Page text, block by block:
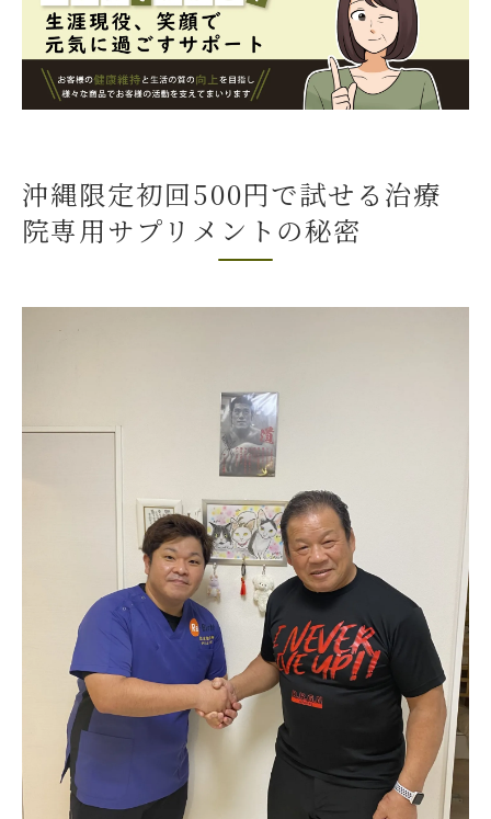
初回お試し価格の魅力
沖縄でしか体験できない特別な機会
試してわかるサプリメントの効果
沖縄限定サプリメントの体験者の声
ご購入はこちら
縄限定サプリメント
500円だから試せる手軽さ
沖縄の忙しい人々に支持される理由
忙しい生活をサポートする栄養とは
サプリメントで手軽に健康を維持
沖縄限定初回お試し500円で健康生活をスター
トしよう
500円から始める健康の第一歩
沖縄限定のサプリメントで変わる生活
健康生活を手軽に始める方法
沖縄での健康生活スタートガイド
試しやすい価格で始める健康習慣
沖縄限定初回500円で試せる治療
院専用サプリメントの秘密